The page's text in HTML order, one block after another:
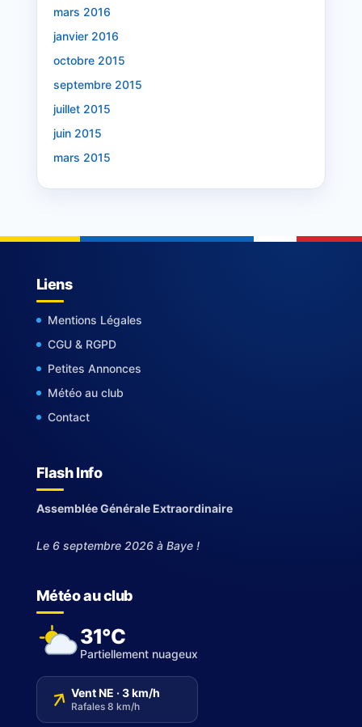
mars 2016
janvier 2016
octobre 2015
septembre 2015
juillet 2015
juin 2015
mars 2015
Liens
Mentions Légales
CGU & RGPD
Petites Annonces
Météo au club
Contact
Flash Info
Assemblée Générale Extraordinaire
Le 6 septembre 2026 à Baye !
Météo au club
31°C
Partiellement nuageux
↑Vent NE · 3 km/h
Rafales 8 km/h